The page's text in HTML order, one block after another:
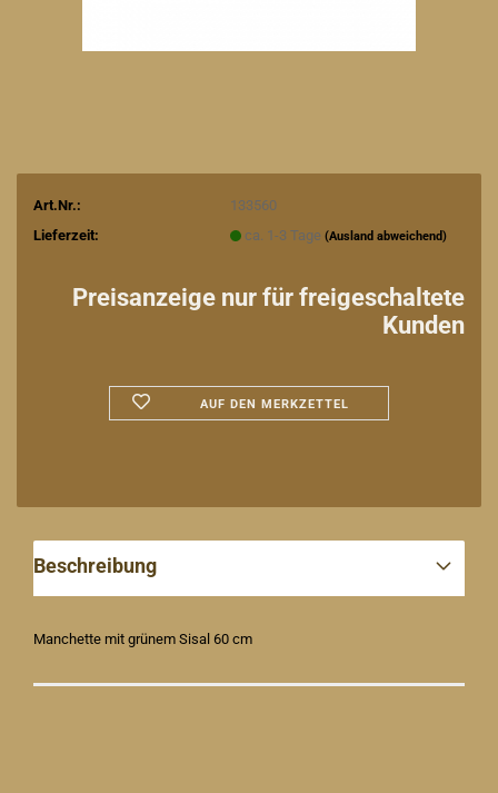
Art.Nr.:
133560
Lieferzeit:
ca. 1-3 Tage (Ausland abweichend)
Preisanzeige nur für freigeschaltete
Kunden
AUF DEN MERKZETTEL
Beschreibung
Manchette mit grünem Sisal 60 cm